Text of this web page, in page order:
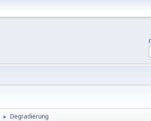
► Degradierung